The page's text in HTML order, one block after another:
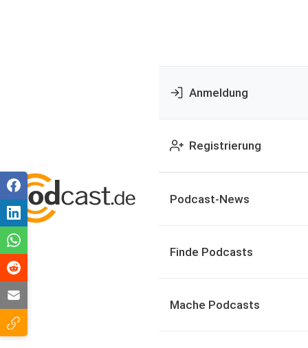
Anmeldung
Registrierung
Podcast-News
Finde Podcasts
Mache Podcasts